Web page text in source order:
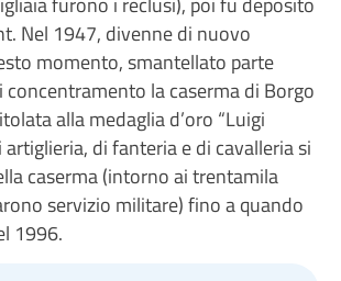
Nel 1947, divenne di nuovo
momento, smantellato parte
concentramento la caserma di Borgo
alla medaglia d’oro “Luigi
artiglieria, di fanteria e di cavalleria si
caserma (intorno ai trentamila
servizio militare) fino a quando
1996.